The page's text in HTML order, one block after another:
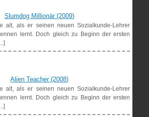
Slumdog Millionär (2009)
alt, als er seinen neuen Sozialkunde-Lehrer
lernt. Doch gleich zu Beginn der ersten
Alien Teacher (2008)
alt, als er seinen neuen Sozialkunde-Lehrer
lernt. Doch gleich zu Beginn der ersten